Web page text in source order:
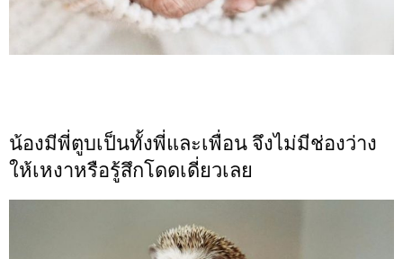
น้องมีพี่ตูบเป็นทั้งพี่และเพื่อน จึงไม่มีช่องว่าง
ให้เหงาหรือรู้สึกโดดเดี่ยวเลย